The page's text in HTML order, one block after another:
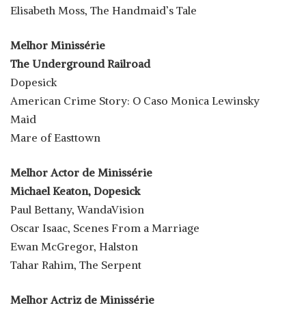
Elisabeth Moss, The Handmaid’s Tale
Melhor Minissérie
The Underground Railroad
Dopesick
American Crime Story: O Caso Monica Lewinsky
Maid
Mare of Easttown
Melhor Actor de Minissérie
Michael Keaton, Dopesick
Paul Bettany, WandaVision
Oscar Isaac, Scenes From a Marriage
Ewan McGregor, Halston
Tahar Rahim, The Serpent
Melhor Actriz de Minissérie